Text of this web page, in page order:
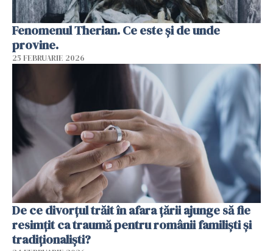
Fenomenul Therian. Ce este și de unde
provine.
25 FEBRUARIE 2026
De ce divorțul trăit în afara țării ajunge să fie
resimțit ca traumă pentru românii familiști și
tradiționaliști?